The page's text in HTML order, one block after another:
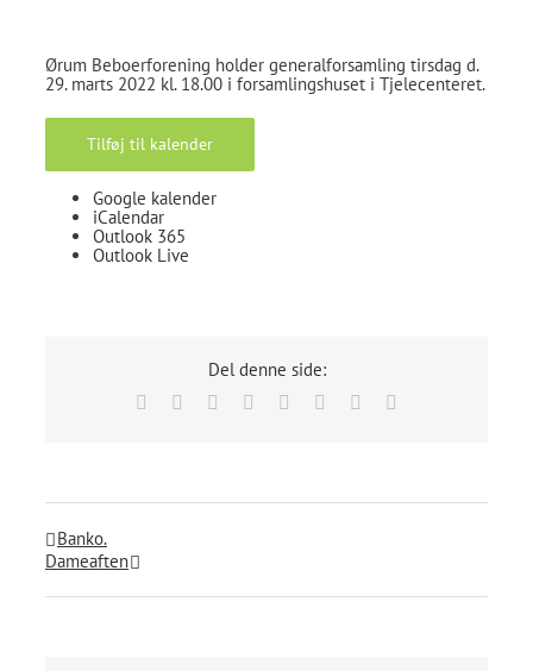
Ørum Beboerforening holder generalforsamling tirsdag d.
29. marts 2022 kl. 18.00 i forsamlingshuset i Tjelecenteret.
Tilføj til kalender
Google kalender
iCalendar
Outlook 365
Outlook Live
Del denne side:
Facebook Reddit LinkedIn
TumblrPinterest
Banko.
Dameaften